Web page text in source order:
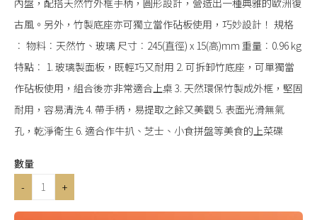
內盤，配搭天然竹外框手柄，圓形設計，營造出一種典雅的歐洲復
古風。另外，竹製底座亦可獨立當作砧板使用，巧妙設計！ 規格
︰ 物料︰天然竹、玻璃 尺寸︰245(直徑) x 15(高)mm 重量︰0.96 kg
特點︰ 1. 玻璃製面板，既輕巧又耐用 2. 可拆卸竹底座，可單獨當
作砧板使用，組合後亦非常適合上桌 3. 天然環保竹製成外框，堅固
耐用，容易清洗 4. 帶手柄，易提取之餘又美觀 5. 表面光滑無氣
孔，乾淨衛生 6. 適合作牛扒、芝士、小食拼盤等美食的上菜碟
數量
-
+